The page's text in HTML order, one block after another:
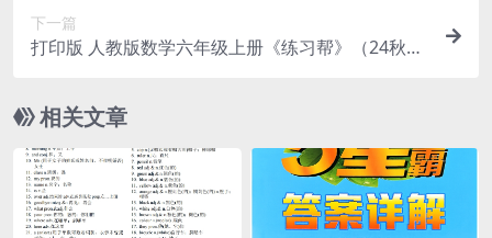
下一篇
打印版 人教版数学六年级上册《练习帮》（24秋）
相关文章